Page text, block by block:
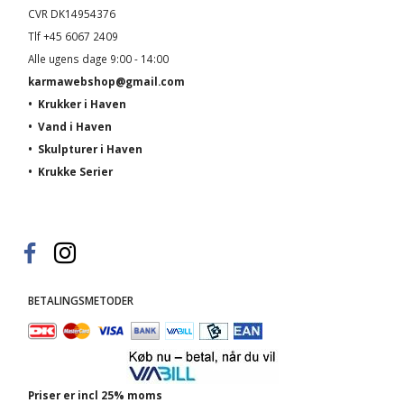
CVR DK14954376
Tlf +45 6067 2409
Alle ugens dage 9:00 - 14:00
karmawebshop@gmail.com
• Krukker i Haven
• Vand i Haven
• Skulpturer i Haven
• Krukke Serier
BETALINGSMETODER
Priser er incl 25% moms